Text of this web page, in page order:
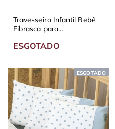
Travesseiro Infantil Bebê
Fibrasca para
65x45 cm
ESGOTADO
ESGOTADO